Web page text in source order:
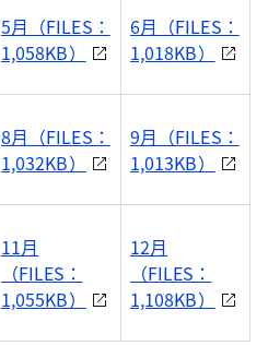
5月（FILES：
1,058KB）
6月（FILES：
1,018KB）
8月（FILES：
1,032KB）
9月（FILES：
1,013KB）
11月
（FILES：
1,055KB）
12月
（FILES：
1,108KB）